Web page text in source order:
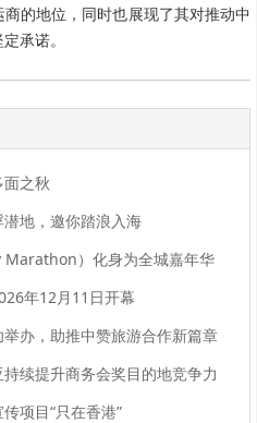
的地位，同时也展现了其对推动中
承诺。
之秋
地，邀你踏浪入海
Marathon）化身为全城嘉年华
年12月11日开幕
办，助推中赞旅游合作新篇章
续提升商务会奖目的地竞争力
项目“只在香港”